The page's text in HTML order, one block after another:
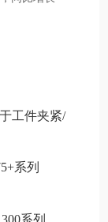
工件夹紧/
系列